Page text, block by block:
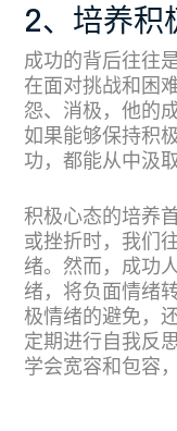
2、培养积
成功的背后往往
在面对挑战和困
怨、消极，他的
如果能够保持积
功，都能从中汲
积极心态的培养
或挫折时，我们
绪。然而，成功
绪，将负面情绪
极情绪的避免，
定期进行自我反
学会宽容和包容